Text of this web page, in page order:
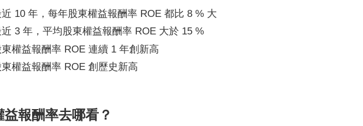
10 年，每年股東權益報酬率 ROE 都比 8 % 大
3 年，平均股東權益報酬率 ROE 大於 15 %
東權益報酬率 ROE 連續 1 年創新高
東權益報酬率 ROE 創歷史新高
益報酬率去哪看？